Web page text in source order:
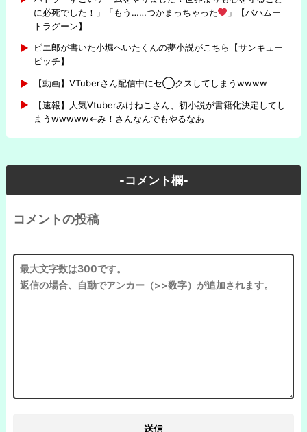
に必死でした！」「もう……つかまっちゃった
」【バハムー
トラグーン】
ピエ郎が書いた小堀へいたくんの夢小説がこちら【サンキュー
ピッチ】
【動画】VTuberさん配信中にセ◯クスしてしまうwwww
【速報】人気Vtuberみけねこさん、初小説が書籍化決定してし
まうwwwww←み！さんなんでもやるなあ
-コメント欄-
コメントの投稿